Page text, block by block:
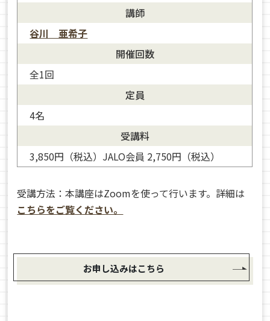
講師
谷川 亜希子
開催回数
全1回
定員
4名
受講料
3,850円（税込）JALO会員 2,750円（税込）
受講方法：本講座はZoomを使って行います。詳細は
こちらをご覧ください。
お申し込みはこちら